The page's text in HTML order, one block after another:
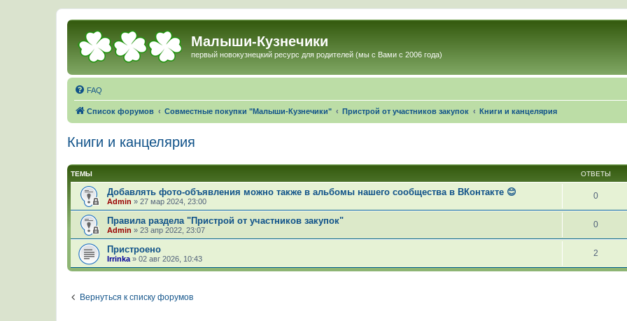
Малыши-Кузнечики
первый новокузнецкий ресурс для родителей (мы с Вами с 2006 года)
FAQ
Список форумов Совместные покупки "Малыши-Кузнечики" Пристрой от участников закупок Книги и канцелярия
Книги и канцелярия
ТЕМЫ ОТВЕТЫ
Добавлять фото-объявления можно также в альбомы нашего сообщества в ВКонтакте 😊
Admin » 27 мар 2024, 23:00
0
Правила раздела "Пристрой от участников закупок"
Admin » 23 апр 2022, 23:07
0
Пристроено
Irrinka » 02 авг 2026, 10:43
2
Вернуться к списку форумов